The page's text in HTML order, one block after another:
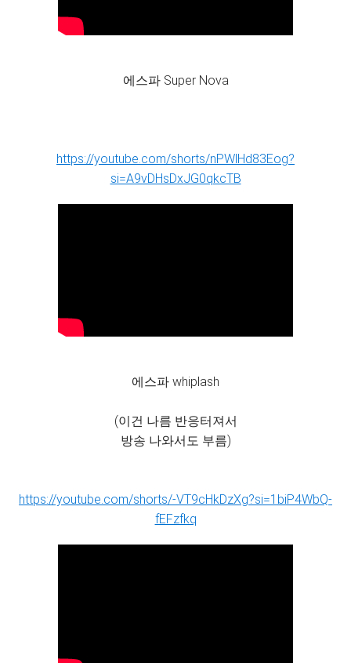
에스파 Super Nova
https://youtube.com/shorts/nPWlHd83Eog?
si=A9vDHsDxJG0qkcTB
에스파 whiplash
(이건 나름 반응터져서
방송 나와서도 부름)
https://youtube.com/shorts/-VT9cHkDzXg?si=1biP4WbQ-
fEFzfkq